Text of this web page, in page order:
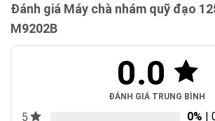
Đánh giá Máy chà nhám quỹ đạo
M9202B
0.0
ĐÁNH GIÁ TRUNG BÌNH
5 0% |